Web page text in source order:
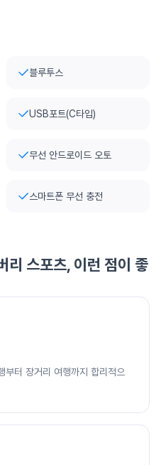
블루투스
USB포트(C타입)
무선 안드로이드 오토
스마트폰 무선 충전
리 스포츠, 이런 점이 좋
부터 장거리 여행까지 합리적으